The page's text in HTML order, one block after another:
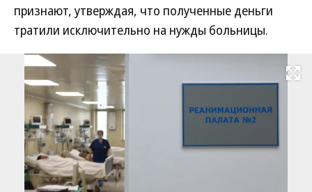
признают, утверждая, что полученные деньги
тратили исключительно на нужды больницы.
Развернуть